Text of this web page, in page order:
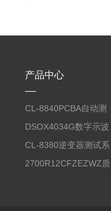
产品中心
CL-8840PCBA自动测
试台系统
DSOX4034G数字示波
器
CL-8380逆变器测试系
统台
2700R12CFZEZWZ质